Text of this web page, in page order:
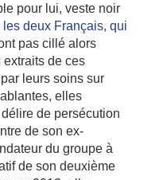
pour lui, veste noir
les deux Français, qui
pas cillé alors
extraits de ces
leurs soins sur
elles
de persécution
de son ex-
du groupe à
de son deuxième